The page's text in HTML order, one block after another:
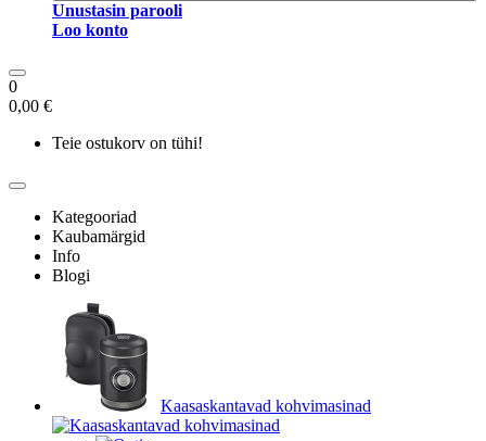
Unustasin parooli
Loo konto
0
0,00 €
Teie ostukorv on tühi!
Kategooriad
Kaubamärgid
Info
Blogi
Kaasaskantavad kohvimasinad